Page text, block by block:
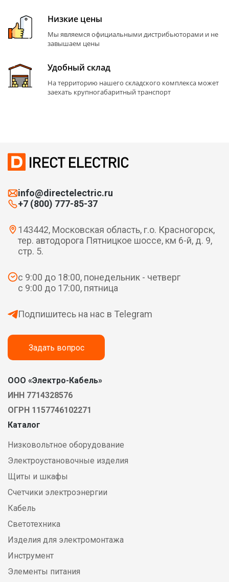
Низкие цены
Мы являемся официальными дистрибьюторами и не
завышаем цены
Удобный склад
На территорию нашего складского комплекса может
заехать крупногабаритный транспорт
info@directelectric.ru
+7 (800) 777-85-37
143442, Московская область, г.о. Красногорск,
тер. автодорога Пятницкое шоссе, км 6-й, д. 9,
стр. 5.
с 9:00 до 18:00, понедельник - четверг
с 9:00 до 17:00, пятница
Подпишитесь на нас в Telegram
Задать вопрос
ООО «Электро-Кабель»
ИНН 7714328576
ОГРН 1157746102271
Каталог
Низковольтное оборудование
Электроустановочные изделия
Щиты и шкафы
Счетчики электроэнергии
Кабель
Светотехника
Изделия для электромонтажа
Инструмент
Элементы питания